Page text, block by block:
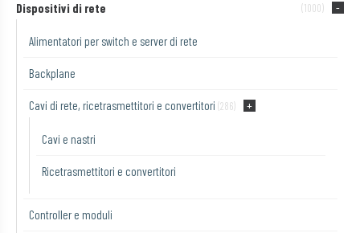
Dispositivi di rete (1000)
Alimentatori per switch e server di rete
Backplane
Cavi di rete, ricetrasmettitori e convertitori (286)
Cavi e nastri
Ricetrasmettitori e convertitori
Controller e moduli